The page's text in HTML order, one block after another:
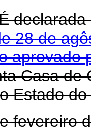
28 de
aprovado
Casa de
Estado
de